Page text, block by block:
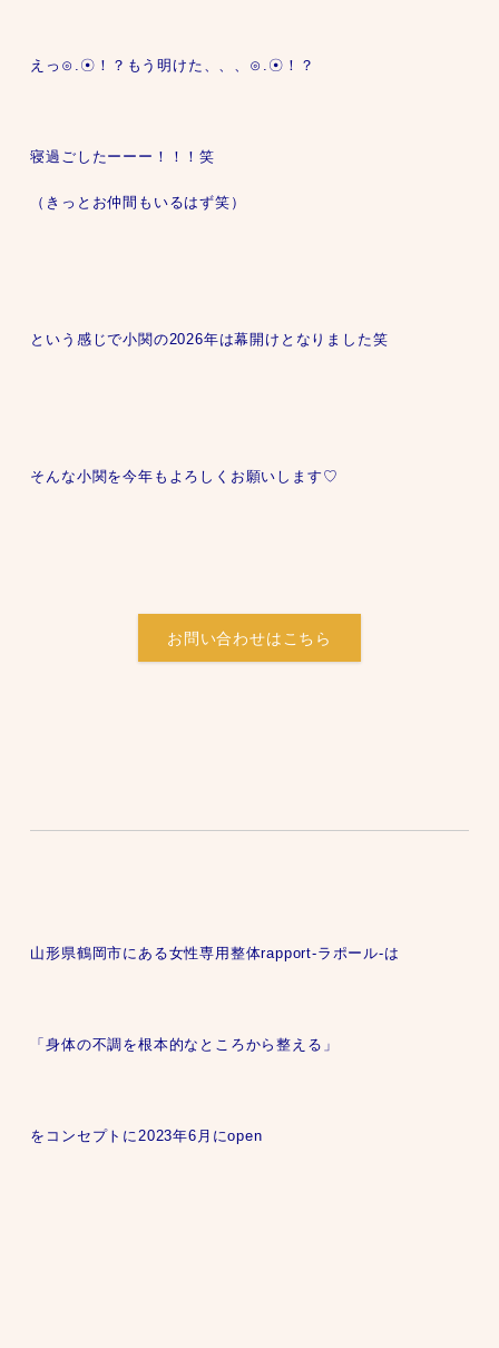
えっ⊙⁠.⁠☉！？もう明けた、、、⊙⁠.⁠☉！？
寝過ごしたーーー！！！笑
（きっとお仲間もいるはず笑）
という感じで小関の2026年は幕開けとなりました笑
そんな小関を今年もよろしくお願いします♡
お問い合わせはこちら
山形県鶴岡市にある女性専用整体rapport-ラポール-は
「身体の不調を根本的なところから整える」
をコンセプトに2023年6月にopen